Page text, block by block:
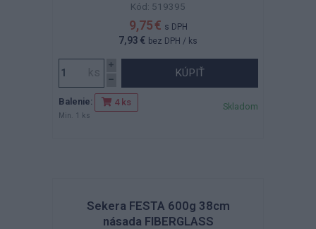
Kód: 519395
9,75 € s DPH
7,93 € bez DPH / ks
KÚPIŤ
Balenie: 4 ks
Min. 1 ks
Skladom
Sekera FESTA 600g 38cm
násada FIBERGLASS